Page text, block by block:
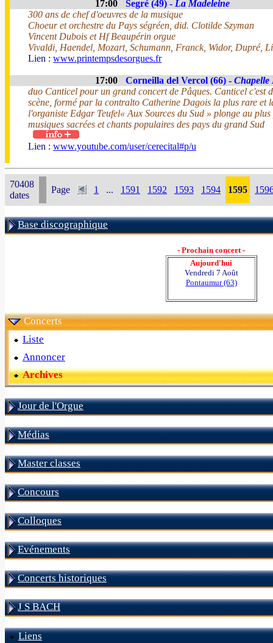
17:00 Segré (49) - La Madeleine
300 ans de chef d'oeuvres de la musique
Choeur et orchestre du Pays ségréen, did. Clotilde Szyman
Vincent Dubois et Hf Beaupérin orgue
Vivaldi, Haendel, Mozart, Schumann, Franck, Widor, Dupré,
Lien : www.printempsdesorgues.fr
17:00 Corneilla del Vercol (66) - Chapelle
duo Canticel pour un grand concert de Pâques. Canticel c'est
scène, formé par la contralto Catherine Dagois la plus rare et
l'organiste Edgar Teufel« Aux Sources du Sud » plonge au
musiques sacrées et chants populaires des pays du grand Sud
Lien : www.youtube.com/user/cerecital#p/u
70408
dates
Page 1 ... 1591 1592 1593 1594 1595
Base discographique
- Prochain concert -
Aujourd'hui
Vendredi 7 Août
Pontaumur (63)
Concerts
Liste
Annoncer
Archives
Jour de l'Orgue
Médias
Master classes
Concours
Colloques
Evénements
Concerts historiques
J S BACH
Liens